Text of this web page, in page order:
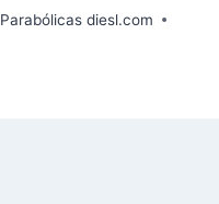
Parabólicas diesl.com